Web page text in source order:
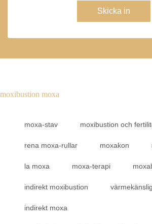
Skicka in
moxibustion moxa
moxa-stav moxibustion och
rena moxa-rullar moxakon
la moxa moxa-terapi
indirekt moxibustion
indirekt moxa